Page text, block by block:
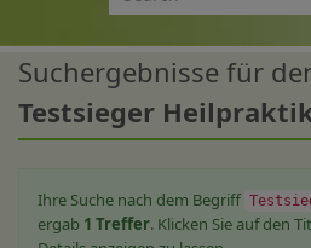
Suchergebnisse für
Testsieger
Ihre Suche nach dem Begriff
ergab 1 Treffer. Klicken Sie auf den